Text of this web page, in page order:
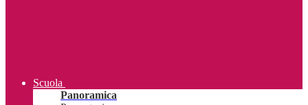
Scuola
Panoramica